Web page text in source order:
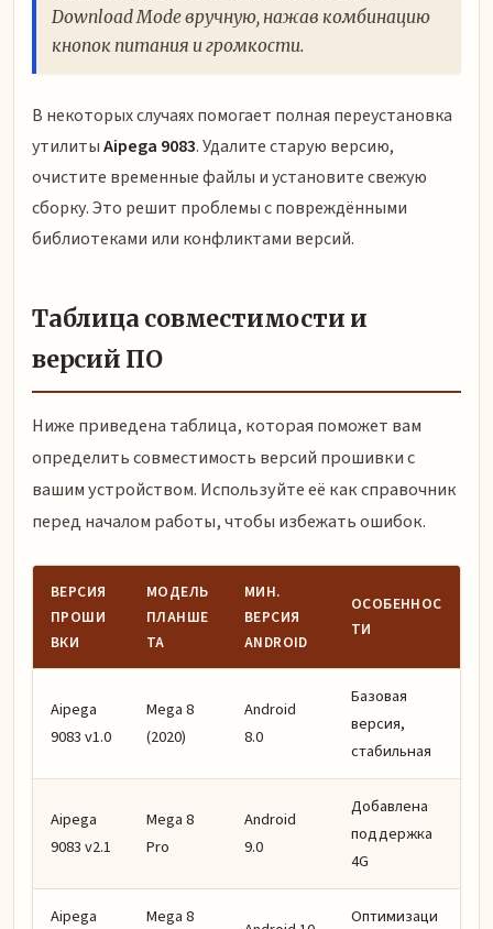
Download Mode вручную, нажав комбинацию
кнопок питания и громкости.
В некоторых случаях помогает полная переустановка
утилитыAipega 9083. Удалите старую версию,
очистите временные файлы и установите свежую
сборку. Это решит проблемы с повреждёнными
библиотеками или конфликтами версий.
Таблица совместимости и
версий ПО
Ниже приведена таблица, которая поможет вам
определить совместимость версий прошивки с
вашим устройством. Используйте её как справочник
перед началом работы, чтобы избежать ошибок.
ВЕРСИЯ
ПРОШИ
ВКИ
МОДЕЛЬ
ПЛАНШЕ
ТА
МИН.
ВЕРСИЯ
ANDROID
ОСОБЕННОС
ТИ
Aipega
9083 v1.0
Mega 8
(2020)
Android
8.0
Базовая
версия,
стабильная
Aipega
9083 v2.1
Mega 8
Pro
Android
9.0
Добавлена
поддержка
4G
Aipega
Mega 8
Оптимизаци